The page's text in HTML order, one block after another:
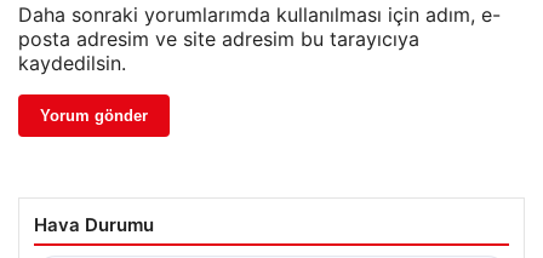
Daha sonraki yorumlarımda kullanılması için adım, e-
posta adresim ve site adresim bu tarayıcıya
kaydedilsin.
Hava Durumu